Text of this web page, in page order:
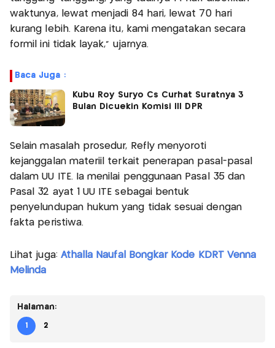
waktunya, lewat menjadi 84 hari, lewat 70 hari
kurang lebih. Karena itu, kami mengatakan secara
formil ini tidak layak," ujarnya.
Baca Juga :
Kubu Roy Suryo Cs Curhat Suratnya 3
Bulan Dicuekin Komisi III DPR
Selain masalah prosedur, Refly menyoroti
kejanggalan materiil terkait penerapan pasal-pasal
dalam UU ITE. Ia menilai penggunaan Pasal 35 dan
Pasal 32 ayat 1 UU ITE sebagai bentuk
penyelundupan hukum yang tidak sesuai dengan
fakta peristiwa.
Lihat juga: Athalla Naufal Bongkar Kode KDRT Venna
Melinda
Halaman:
1 2